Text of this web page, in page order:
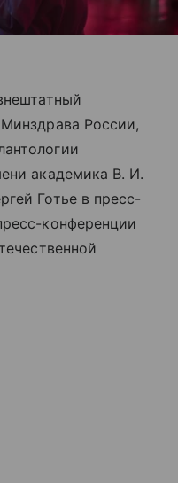
России,
академика В. И.
Готье в пресс-
конференции